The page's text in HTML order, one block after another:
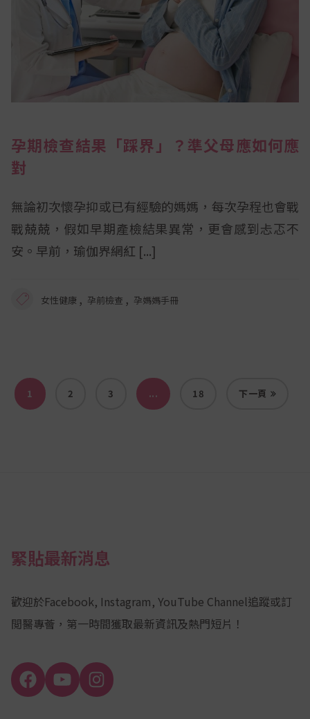
孕期檢查結果「踩界」？準父母應如何應
對
無論初次懷孕抑或已有經驗的媽媽，每次孕程也會戰
戰兢兢，假如早期產檢結果異常，更會感到忐忑不
安。早前，瑜伽界網紅
女性健康 , 孕前檢查 , 孕媽媽手冊
1 2 3 ... 18 下一頁
緊貼最新消息
歡迎於Facebook, Instagram, YouTube Channel追蹤或訂
閲醫專薈，第一時間獲取最新資訊及熱門短片！
Facebook
YouTube
Channel
Instagram